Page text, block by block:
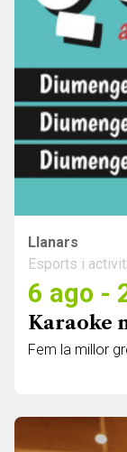
Llanars
Esports i
6 ago -
Karaoke
Fem la millor